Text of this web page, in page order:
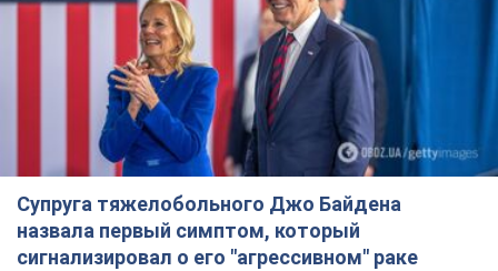
Супруга тяжелобольного Джо Байдена
назвала первый симптом, который
сигнализировал о его "агрессивном" раке